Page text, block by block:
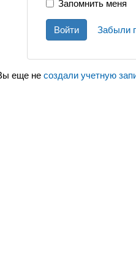
Запомнить меня
Войти Забыли
еще не создали учетную